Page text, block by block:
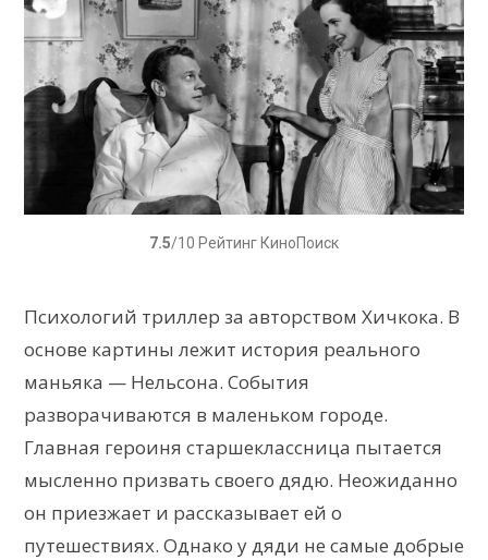
7.5/10 Рейтинг КиноПоиск
Психологий триллер за авторством Хичкока. В
основе картины лежит история реального
маньяка — Нельсона. События
разворачиваются в маленьком городе.
Главная героиня старшеклассница пытается
мысленно призвать своего дядю. Неожиданно
он приезжает и рассказывает ей о
путешествиях. Однако у дяди не самые добрые